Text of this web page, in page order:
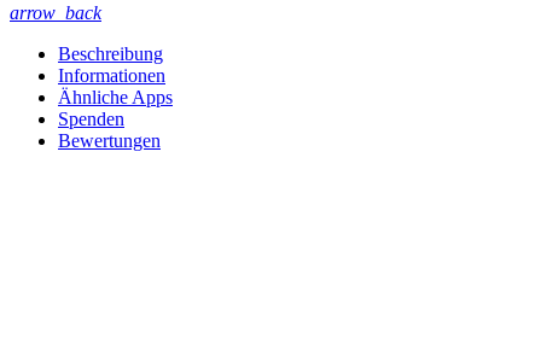
arrow_back
Beschreibung
Informationen
Ähnliche Apps
Spenden
Bewertungen